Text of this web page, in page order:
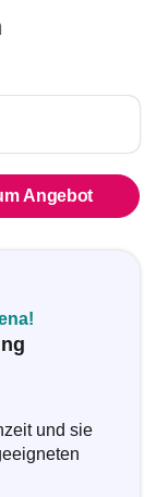
Angebot
und sie